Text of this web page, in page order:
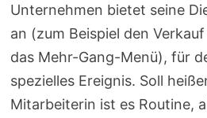
Unternehmen bietet seine
an (zum Beispiel den
das Mehr-Gang-Menü), für
spezielles Ereignis. Soll
Mitarbeiterin ist es Routine,